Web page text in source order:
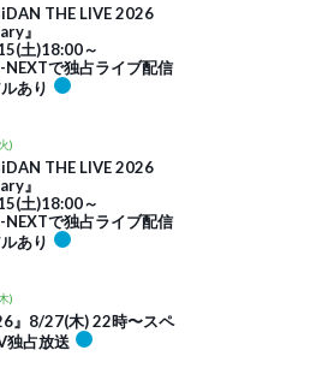
THE LIVE 2026
』
土)18:00～
で独占ライブ配信
あり
)
THE LIVE 2026
』
土)18:00～
で独占ライブ配信
あり
)
』8/27(木) 22時〜スペ
独占放送